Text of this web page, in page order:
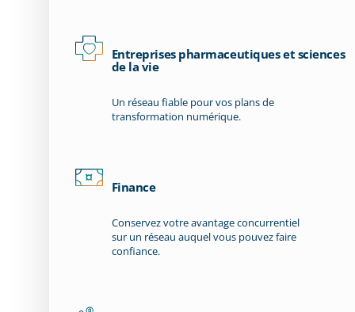
Entreprises pharmaceutiques et sciences
de la vie
Un réseau fiable pour vos plans de
transformation numérique.
Finance
Conservez votre avantage concurrentiel
sur un réseau auquel vous pouvez faire
confiance.